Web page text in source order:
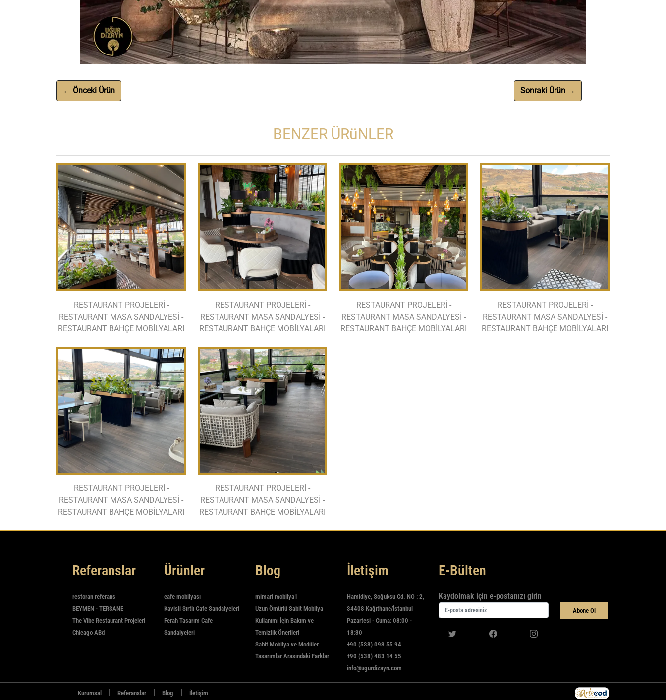
← Önceki Ürün Sonraki Ürün →
BENZER ÜRüNLER
RESTAURANT PROJELERİ -
RESTAURANT MASA SANDALYESİ -
RESTAURANT BAHÇE MOBİLYALARI
RESTAURANT PROJELERİ -
RESTAURANT MASA SANDALYESİ -
RESTAURANT BAHÇE MOBİLYALARI
RESTAURANT PROJELERİ -
RESTAURANT MASA SANDALYESİ -
RESTAURANT BAHÇE MOBİLYALARI
RESTAURANT PROJELERİ -
RESTAURANT MASA SANDALYESİ -
RESTAURANT BAHÇE MOBİLYALARI
RESTAURANT PROJELERİ -
RESTAURANT MASA SANDALYESİ -
RESTAURANT BAHÇE MOBİLYALARI
RESTAURANT PROJELERİ -
RESTAURANT MASA SANDALYESİ -
RESTAURANT BAHÇE MOBİLYALARI
Referanslar
restoran referans
BEYMEN - TERSANE
The Vibe Restaurant Projeleri
Chicago ABd
Ürünler
cafe mobilyası
Kavisli Sırtlı Cafe Sandalyeleri
Ferah Tasarım Cafe
Sandalyeleri
Blog
mimari mobilya1
Uzun Ömürlü Sabit Mobilya
Kullanımı İçin Bakım ve
Temizlik Önerileri
Sabit Mobilya ve Modüler
Tasarımlar Arasındaki Farklar
İletişim
Hamidiye, Soğuksu Cd. NO : 2,
34408 Kağıthane/İstanbul
Pazartesi - Cuma: 08:00 -
18:30
+90 (538) 093 55 94
+90 (538) 483 14 55
info@ugurdizayn.com
E-Bülten
Kaydolmak için e-postanızı girin
Abone Ol
Kurumsal | Referanslar | Blog | İletişim